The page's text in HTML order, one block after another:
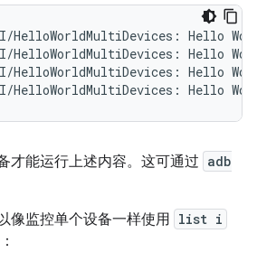
HelloWorldMultiDevices: Hello
HelloWorldMultiDevices: Hello
HelloWorldMultiDevices: Hello
才能运行上述内容。这可通过 adb
像监控单个设备一样使用 list i